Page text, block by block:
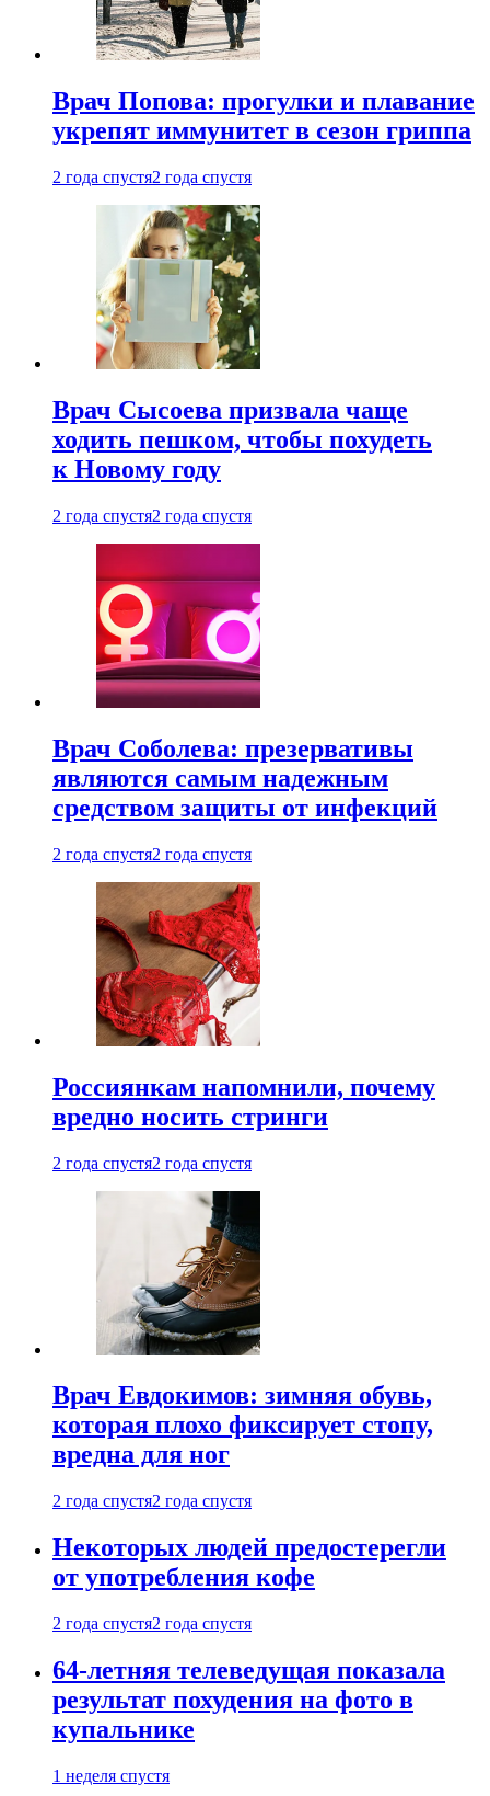
Врач Попова: прогулки и плавание
укрепят иммунитет в сезон гриппа
2 года спустя2 года спустя
Врач Сысоева призвала чаще
ходить пешком, чтобы похудеть
к Новому году
2 года спустя2 года спустя
Врач Соболева: презервативы
являются самым надежным
средством защиты от инфекций
2 года спустя2 года спустя
Россиянкам напомнили, почему
вредно носить стринги
2 года спустя2 года спустя
Врач Евдокимов: зимняя обувь,
которая плохо фиксирует стопу,
вредна для ног
2 года спустя2 года спустя
Некоторых людей предостерегли
от употребления кофе
2 года спустя2 года спустя
64-летняя телеведущая показала
результат похудения на фото в
купальнике
1 неделя спустя